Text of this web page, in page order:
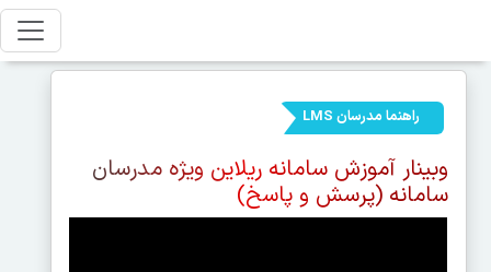
راهنما مدرسان LMS
وبینار آموزش سامانه ریلاین ویژه مدرسان
سامانه (پرسش و پاسخ)